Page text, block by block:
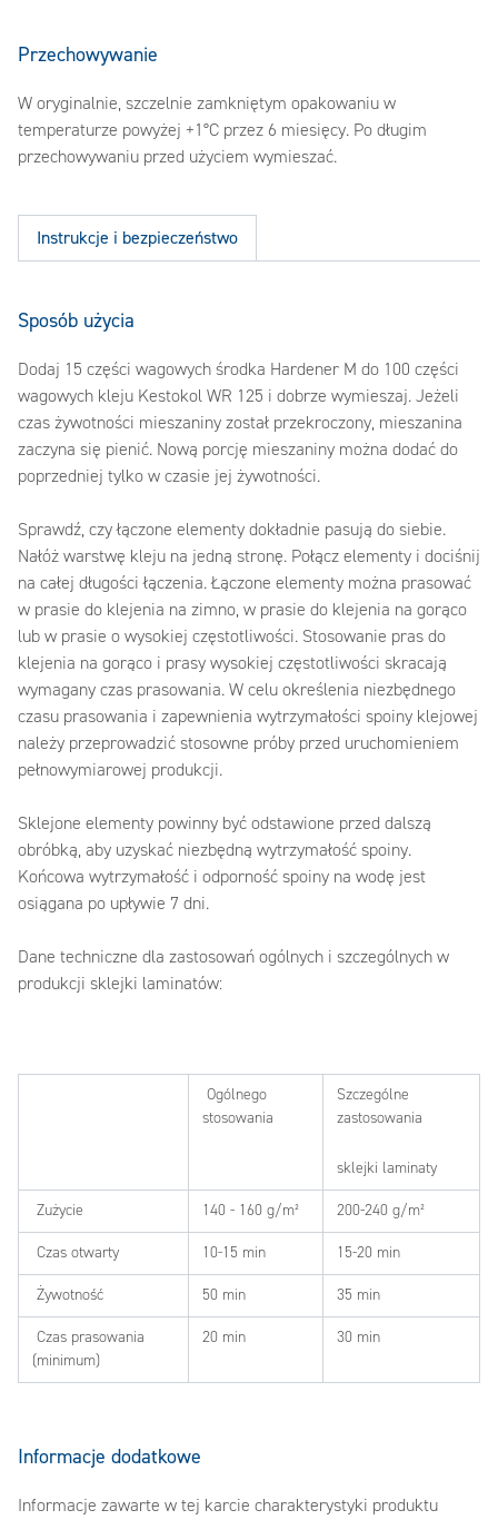
Przechowywanie
W oryginalnie, szczelnie zamkniętym opakowaniu w
temperaturze powyżej +1°C przez 6 miesięcy. Po długim
przechowywaniu przed użyciem wymieszać.
Instrukcje i bezpieczeństwo
Sposób użycia
Dodaj 15 części wagowych środka Hardener M do 100 części
wagowych kleju Kestokol WR 125 i dobrze wymieszaj. Jeżeli
czas żywotności mieszaniny został przekroczony, mieszanina
zaczyna się pienić. Nową porcję mieszaniny można dodać do
poprzedniej tylko w czasie jej żywotności.
Sprawdź, czy łączone elementy dokładnie pasują do siebie.
Nałóż warstwę kleju na jedną stronę. Połącz elementy i dociśnij
na całej długości łączenia. Łączone elementy można prasować
w prasie do klejenia na zimno, w prasie do klejenia na gorąco
lub w prasie o wysokiej częstotliwości. Stosowanie pras do
klejenia na gorąco i prasy wysokiej częstotliwości skracają
wymagany czas prasowania. W celu określenia niezbędnego
czasu prasowania i zapewnienia wytrzymałości spoiny klejowej
należy przeprowadzić stosowne próby przed uruchomieniem
pełnowymiarowej produkcji.
Sklejone elementy powinny być odstawione przed dalszą
obróbką, aby uzyskać niezbędną wytrzymałość spoiny.
Końcowa wytrzymałość i odporność spoiny na wodę jest
osiągana po upływie 7 dni.
Dane techniczne dla zastosowań ogólnych i szczególnych w
produkcji sklejki laminatów:
Ogólnego
stosowania
Szczególne
zastosowania
sklejki laminaty
Zużycie 140 - 160 g/m² 200-240 g/m²
Czas otwarty 10-15 min 15-20 min
Żywotność 50 min 35 min
Czas prasowania
(minimum)
20 min 30 min
Informacje dodatkowe
Informacje zawarte w tej karcie charakterystyki produktu